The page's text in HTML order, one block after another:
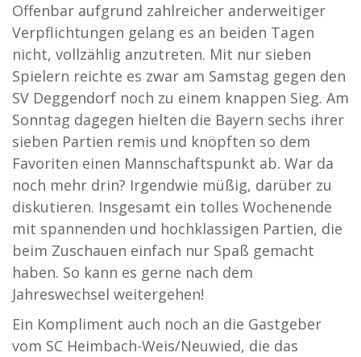
Offenbar aufgrund zahlreicher anderweitiger
Verpflichtungen gelang es an beiden Tagen
nicht, vollzählig anzutreten. Mit nur sieben
Spielern reichte es zwar am Samstag gegen den
SV Deggendorf noch zu einem knappen Sieg. Am
Sonntag dagegen hielten die Bayern sechs ihrer
sieben Partien remis und knöpften so dem
Favoriten einen Mannschaftspunkt ab. War da
noch mehr drin? Irgendwie müßig, darüber zu
diskutieren. Insgesamt ein tolles Wochenende
mit spannenden und hochklassigen Partien, die
beim Zuschauen einfach nur Spaß gemacht
haben. So kann es gerne nach dem
Jahreswechsel weitergehen!
Ein Kompliment auch noch an die Gastgeber
vom SC Heimbach-Weis/Neuwied, die das